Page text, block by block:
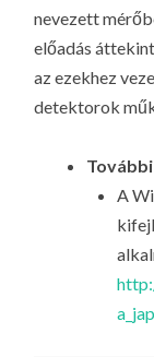
nevezett
előadás
az ezekhez
detektorok
A